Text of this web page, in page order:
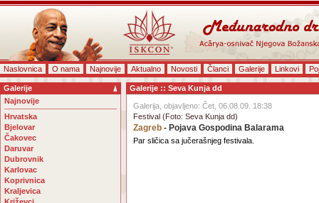
Naslovnica O nama Najnovije Aktualno Novosti Članci Galerije Linkovi
Galerije
Najnovije
Hrvatska
Bjelovar
Čakovec
Daruvar
Dubrovnik
Karlovac
Koprivnica
Kraljevica
Galerije :: Seva Kunja dd
Galerija, objavljeno: Čet, 06.08.09. 18:38
Festival (Foto: Seva Kunja dd)
Zagreb - Pojava Gospodina Balarama
Par sličica sa jučerašnjeg festivala.